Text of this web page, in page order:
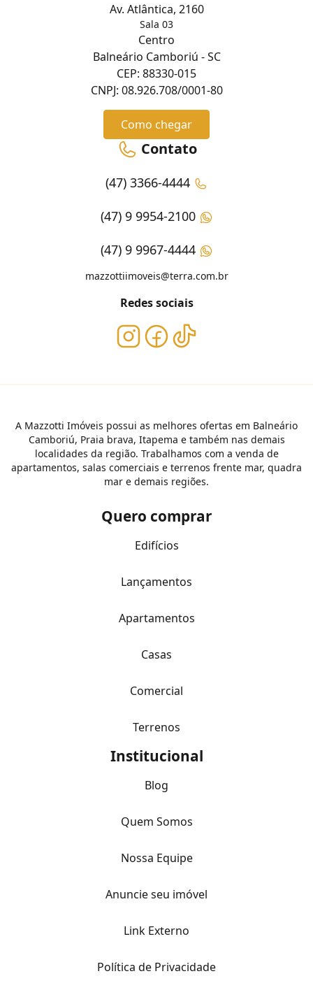
Av. Atlântica, 2160
Sala 03
Centro
Balneário Camboriú - SC
CEP: 88330-015
CNPJ: 08.926.708/0001-80
Como chegar
Contato
(47) 3366-4444
(47) 9 9954-2100
(47) 9 9967-4444
mazzottiimoveis@terra.com.br
Redes sociais
A Mazzotti Imóveis possui as melhores ofertas em Balneário
Camboriú, Praia brava, Itapema e também nas demais
localidades da região. Trabalhamos com a venda de
apartamentos, salas comerciais e terrenos frente mar, quadra
mar e demais regiões.
Quero comprar
Edifícios
Lançamentos
Apartamentos
Casas
Comercial
Terrenos
Institucional
Blog
Quem Somos
Nossa Equipe
Anuncie seu imóvel
Link Externo
Política de Privacidade